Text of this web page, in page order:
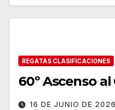
REGATAS CLASIFICACIONES
60º Ascenso
16 DE JUNIO DE 2026